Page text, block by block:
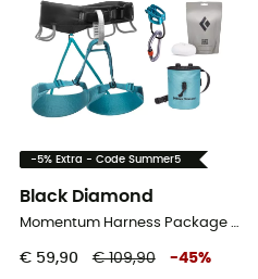
-5% Extra - Code Summer5
Black Diamond
Momentum Harness Package - Klimgordel - Dames
€ 59,90 € 109,90 -45%